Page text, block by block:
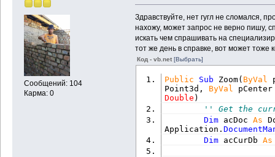
Сообщений: 104
Карма: 0
Здравствуйте, нет гугл не сломался,
нахожу, может запрос не верно пишу,
искать чем спрашивать на
тот же день в справке, вот может тоже
Код - vb.net [Выбрать]
Public Sub Zoom( ByVal
Point3d, ByVal
Double )
'' Get the
Dim acDoc As
Application.
Dim acCurDb As